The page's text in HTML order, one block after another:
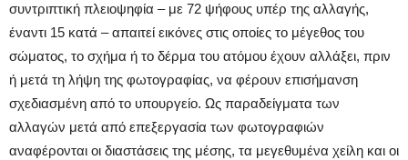
συντριπτική πλειοψηφία – με 72 ψήφους υπέρ της αλλαγής,
έναντι 15 κατά – απαιτεί εικόνες στις οποίες το μέγεθος του
σώματος, το σχήμα ή το δέρμα του ατόμου έχουν αλλάξει, πριν
ή μετά τη λήψη της φωτογραφίας, να φέρουν επισήμανση
σχεδιασμένη από το υπουργείο. Ως παραδείγματα των
αλλαγών μετά από επεξεργασία των φωτογραφιών
αναφέρονται οι διαστάσεις της μέσης, τα μεγεθυμένα χείλη και οι